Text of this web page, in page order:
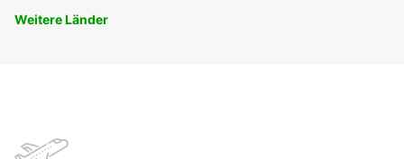
Weitere Länder